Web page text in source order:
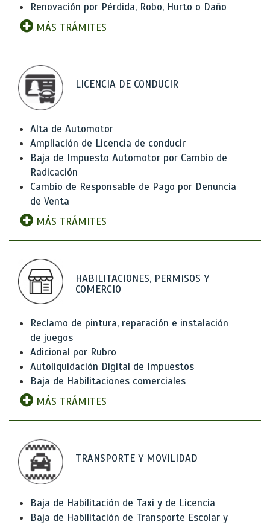
Renovación por Pérdida, Robo, Hurto o Daño
MÁS TRÁMITES
LICENCIA DE CONDUCIR
Alta de Automotor
Ampliación de Licencia de conducir
Baja de Impuesto Automotor por Cambio de
Radicación
Cambio de Responsable de Pago por Denuncia
de Venta
MÁS TRÁMITES
HABILITACIONES, PERMISOS Y
COMERCIO
Reclamo de pintura, reparación e instalación
de juegos
Adicional por Rubro
Autoliquidación Digital de Impuestos
Baja de Habilitaciones comerciales
MÁS TRÁMITES
TRANSPORTE Y MOVILIDAD
Baja de Habilitación de Taxi y de Licencia
Baja de Habilitación de Transporte Escolar y